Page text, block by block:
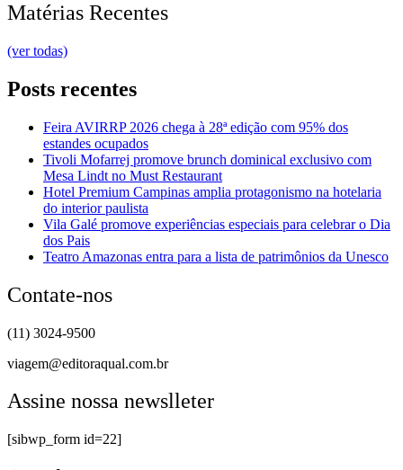
Matérias Recentes
(ver todas)
Posts recentes
Feira AVIRRP 2026 chega à 28ª edição com 95% dos
estandes ocupados
Tivoli Mofarrej promove brunch dominical exclusivo com
Mesa Lindt no Must Restaurant
Hotel Premium Campinas amplia protagonismo na hotelaria
do interior paulista
Vila Galé promove experiências especiais para celebrar o Dia
dos Pais
Teatro Amazonas entra para a lista de patrimônios da Unesco
Contate-nos
(11) 3024-9500
viagem@editoraqual.com.br
Assine nossa newslleter
[sibwp_form id=22]